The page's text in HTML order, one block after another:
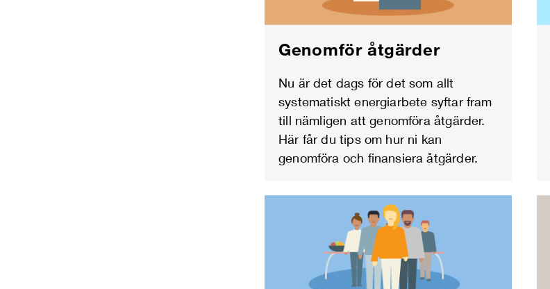
Genomför åtgärder
Nu är det dags för det som allt
systematiskt energiarbete syftar fram
till nämligen att genomföra åtgärder.
Här får du tips om hur ni kan
genomföra och finansiera åtgärder.